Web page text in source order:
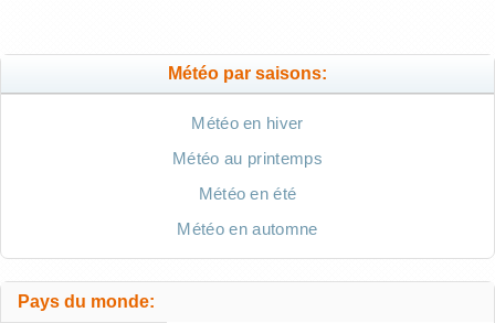
Météo par saisons:
Météo en hiver
Météo au printemps
Météo en été
Météo en automne
Pays du monde: